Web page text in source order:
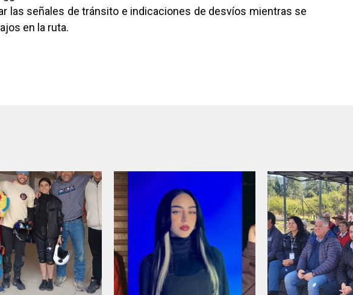
las señales de tránsito e indicaciones de desvíos mientras se
en la ruta.